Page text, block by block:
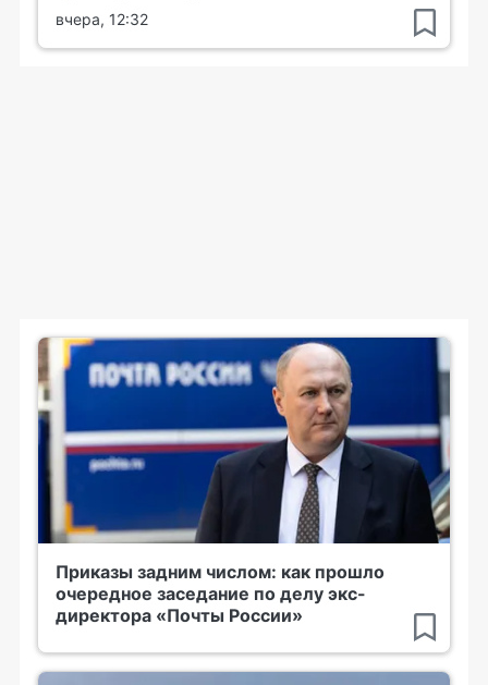
вчера, 12:32
Приказы задним числом: как прошло
очередное заседание по делу экс-
директора «Почты России»